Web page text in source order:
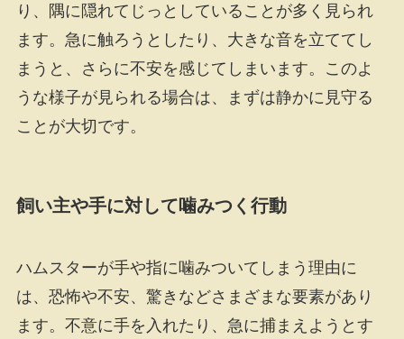
り、隅に隠れてじっとしていることが多く見られ
ます。急に触ろうとしたり、大きな音を立ててし
まうと、さらに不安を感じてしまいます。このよ
うな様子が見られる場合は、まずは静かに見守る
ことが大切です。
飼い主や手に対して噛みつく行動
ハムスターが手や指に噛みついてしまう理由に
は、恐怖や不安、驚きなどさまざまな要素があり
ます。不意に手を入れたり、急に捕まえようとす